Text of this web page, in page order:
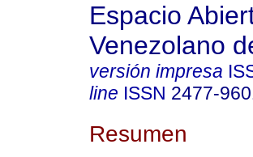
Espacio
Venezolano
versión impresa
line ISSN 2477-
Resumen